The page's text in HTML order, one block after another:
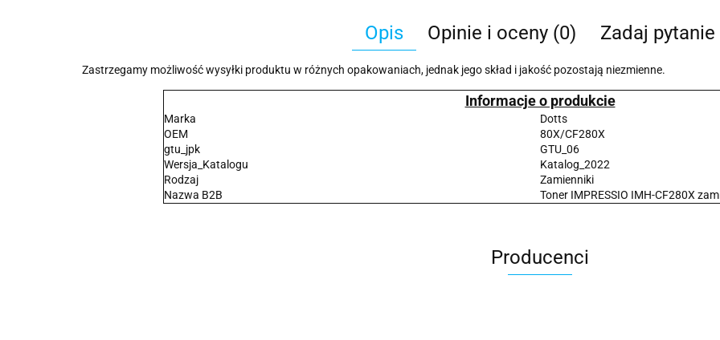
Opis Opinie i oceny (0) Zadaj pytanie
Zastrzegamy możliwość wysyłki produktu w różnych opakowaniach, jednak jego skład i jakość pozostają niezmienne.
Informacje o produkcie
Marka
Dotts
OEM
80X/CF280X
gtu_jpk
GTU_06
Wersja_Katalogu
Katalog_2022
Rodzaj
Zamienniki
Nazwa B2B
Toner IMPRESSIO IMH-CF280X
Producenci